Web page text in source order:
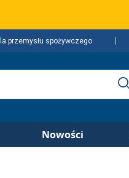
przemysłu spożywczego
Nowości